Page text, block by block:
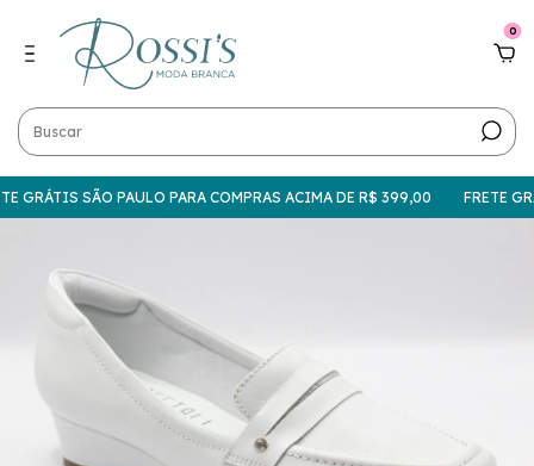
0
GRÁTIS SÃO PAULO PARA COMPRAS ACIMA DE R$ 399,00 FRETE